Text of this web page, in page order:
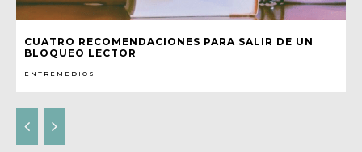
CUATRO RECOMENDACIONES PARA SALIR DE UN
BLOQUEO LECTOR
ENTREMEDIOS